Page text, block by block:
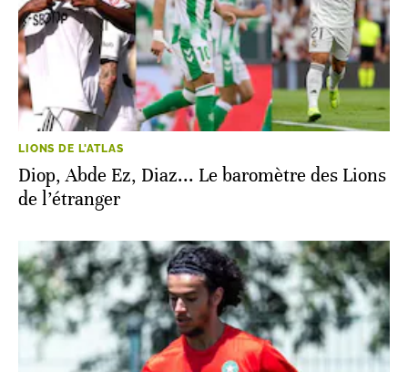
LIONS DE L'ATLAS
Diop, Abde Ez, Diaz... Le baromètre des Lions
de l’étranger